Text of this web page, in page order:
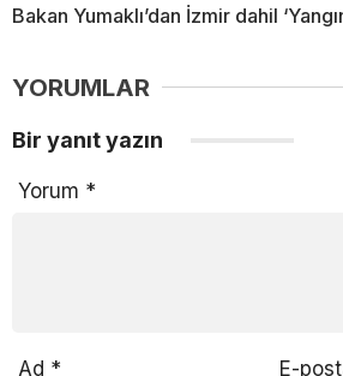
Bakan Yumaklı’dan İzmir dahil
YORUMLAR
Bir yanıt yazın
Yorum *
Ad * E-